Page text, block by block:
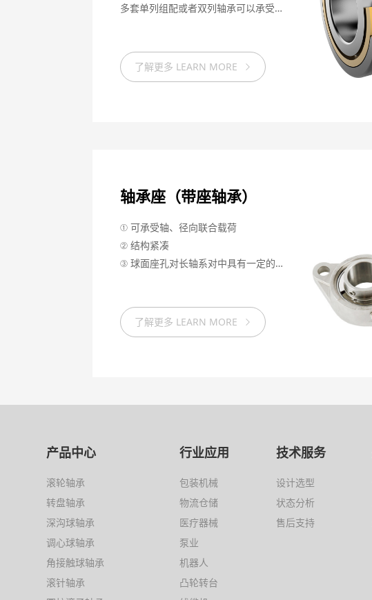
多套单列组配或者双列轴承可以承受双
有较高的刚性。
④ 高精度的产品保证了轴承的高转速
了解更多 LEARN MORE
轴承座（带座轴承）
① 可承受轴、径向联合载荷
② 结构紧凑
③ 球面座孔对长轴系对中具有一定的
安装维护方便
了解更多 LEARN MORE
产品中心
滚轮轴承
转盘轴承
深沟球轴承
调心球轴承
角接触球轴承
滚针轴承
行业应用
包装机械
物流仓储
医疗器械
泵业
机器人
凸轮转台
技术服务
设计选型
状态分析
售后支持